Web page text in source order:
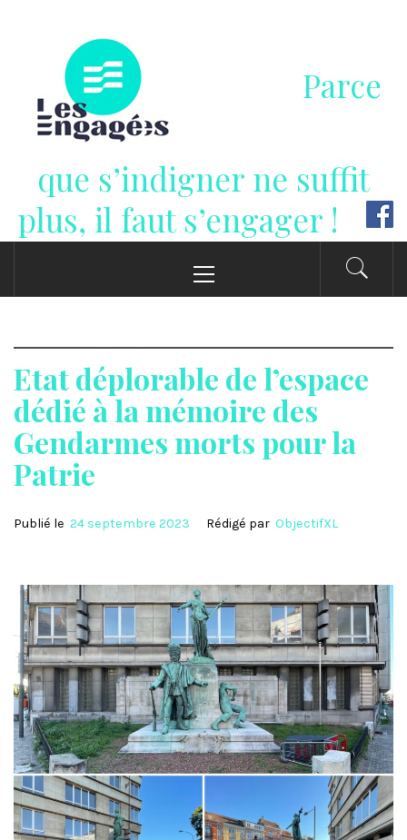
contenu
Parce
que s’indigner ne suffit
plus, il faut s’engager !
principal
Etat déplorable de l’espace
dédié à la mémoire des
Gendarmes morts pour la
Patrie
Publié le 24 septembre 2023 Rédigé par ObjectifXL